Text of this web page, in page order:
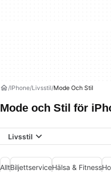
IPhone Livsstil Mode Och Stil
Mode och Stil för
Livsstil
AlltBiljettserviceHälsa & Fitness